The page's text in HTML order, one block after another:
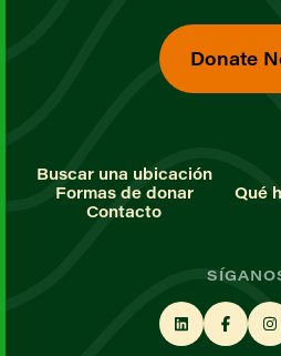
Donate
Buscar una ubicación
Formas de donar
Qué
Contacto